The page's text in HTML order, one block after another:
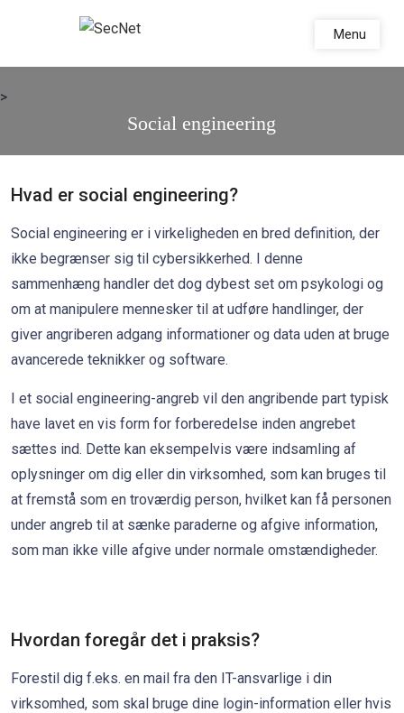
Skip to the content
Menu
>
Social engineering
Hvad er social engineering?
Social engineering er i virkeligheden en bred definition, der
ikke begrænser sig til cybersikkerhed. I denne
sammenhæng handler det dog dybest set om psykologi og
om at manipulere mennesker til at udføre handlinger, der
giver angriberen adgang informationer og data uden at bruge
avancerede teknikker og software.
I et social engineering-angreb vil den angribende part typisk
have lavet en vis form for forberedelse inden angrebet
sættes ind. Dette kan eksempelvis være indsamling af
oplysninger om dig eller din virksomhed, som kan bruges til
at fremstå som en troværdig person, hvilket kan få personen
under angreb til at sænke paraderne og afgive information,
som man ikke ville afgive under normale omstændigheder.
Hvordan foregår det i praksis?
Forestil dig f.eks. en mail fra den IT-ansvarlige i din
virksomhed, som skal bruge dine login-information eller hvis